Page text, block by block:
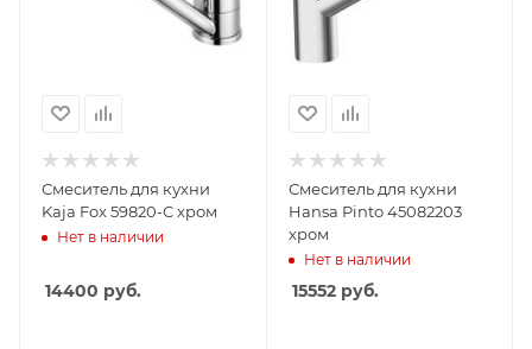
Смеситель для кухни
Kaja Fox 59820-С хром
Нет в наличии
14400 руб.
Смеситель для кухни
Hansa Pinto 45082203
хром
Нет в наличии
15552руб.